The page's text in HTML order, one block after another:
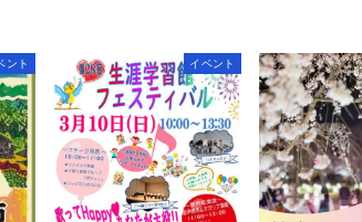
ント イベント